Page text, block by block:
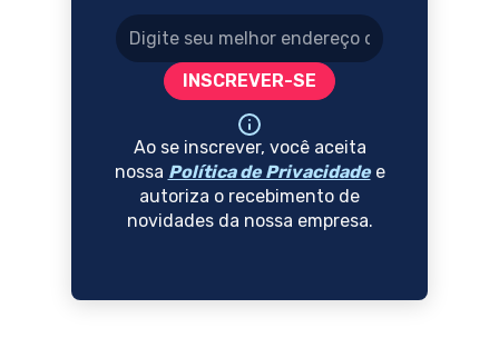
Endereço de e-mail
INSCREVER-SE
Ao se inscrever, você aceita
nossa Política de Privacidadee
autoriza o recebimento de
novidades da nossa empresa.